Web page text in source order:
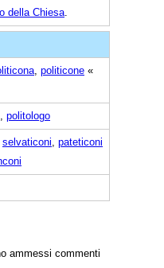
della Chiesa
politicone «
politologo
selvaticoni pateticoni
ammessi commenti